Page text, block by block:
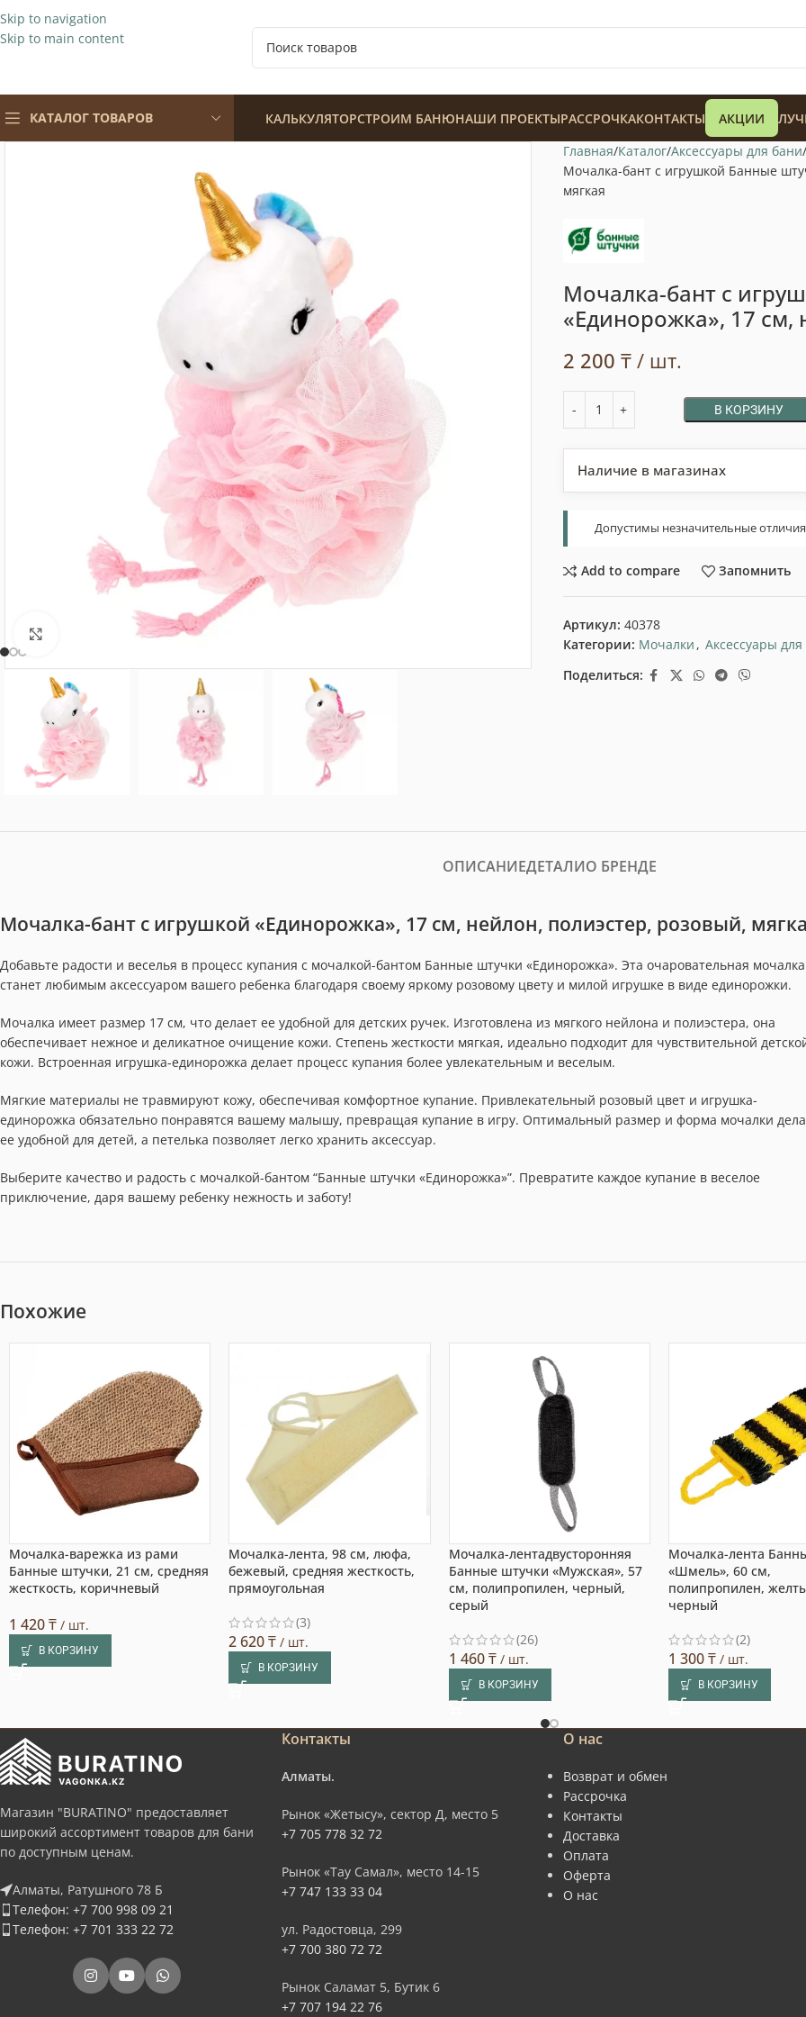
Skip to navigation
Skip to main content
КАТАЛОГ ТОВАРОВ КАЛЬКУЛЯТОРСТРОИМ БАНЮНАШИ ПРОЕКТЫРАССРОЧКАКОНТАКТЫ АКЦИИ
Нажмите, чтобы увеличить
Главная Каталог Аксессуары для бани
Мочалка-бант с игрушкой Банные
мягкая
Мочалка-бант с
«Единорожка», 17 см,
2 200 ₸/ шт.
В КОРЗИНУ
Наличие в магазинах
Допустимы незначительные
Add to compare Запомнить
Артикул: 40378
Категории: Мочалки , Аксессуары
Поделиться:
ОПИСАНИЕДЕТАЛИО БРЕНДЕ
Мочалка-бант с игрушкой «Единорожка», 17 см, нейлон, полиэстер, розовый,
Добавьте радости и веселья в процесс купания с мочалкой-бантом Банные штучки «Единорожка». Эта очаровательная мочалка
станет любимым аксессуаром вашего ребенка благодаря своему яркому розовому цвету и милой игрушке в виде единорожки.
Мочалка имеет размер 17 см, что делает ее удобной для детских ручек. Изготовлена из мягкого нейлона и полиэстера, она
обеспечивает нежное и деликатное очищение кожи. Степень жесткости мягкая, идеально подходит для чувствительной
кожи. Встроенная игрушка-единорожка делает процесс купания более увлекательным и веселым.
Мягкие материалы не травмируют кожу, обеспечивая комфортное купание. Привлекательный розовый цвет и игрушка-
единорожка обязательно понравятся вашему малышу, превращая купание в игру. Оптимальный размер и форма мочалки
ее удобной для детей, а петелька позволяет легко хранить аксессуар.
Выберите качество и радость с мочалкой-бантом “Банные штучки «Единорожка»”. Превратите каждое купание в веселое
приключение, даря вашему ребенку нежность и заботу!
Похожие
Мочалка-варежка из рами
Банные штучки, 21 см, средняя
жесткость, коричневый
1 420₸ / шт.
В КОРЗИНУ
Мочалка-лента, 98 см, люфа,
бежевый, средняя жесткость,
прямоугольная
(3)
2 620₸ / шт.
В КОРЗИНУ
Мочалка-лентадвусторонняя
Банные штучки «Мужская», 57
см, полипропилен, черный,
серый
(26)
1 460₸/ шт.
В КОРЗИНУ
Мочалка-лента
«Шмель», 60 см,
полипропилен,
черный
(2)
1 300₸ / шт.
В КОРЗИНУ
Магазин "BURATINO" предоставляет
широкий ассортимент товаров для бани
по доступным ценам.
Алматы, Ратушного 78 Б
Телефон: +7 700 998 09 21
Телефон: +7 701 333 22 72
Контакты
Алматы.
Рынок «Жетысу», сектор Д, место 5
+7 705 778 32 72
Рынок «Тау Самал», место 14-15
+7 747 133 33 04
ул. Радостовца, 299
+7 700 380 72 72
Рынок Саламат 5, Бутик 6
+7 707 194 22 76
О нас
Возврат и обмен
Рассрочка
Контакты
Доставка
Оплата
Оферта
О нас